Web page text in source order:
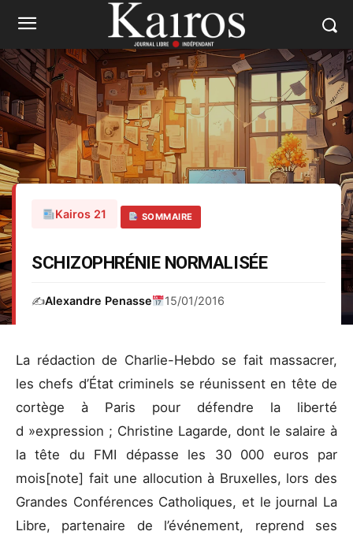
Kairos 21 SOMMAIRE
SCHIZOPHRÉNIE NORMALISÉE
✍️Alexandre Penasse 15/01/2016
La rédaction de Charlie-Hebdo se fait massacrer,
les chefs d’État criminels se réunissent en tête de
cortège à Paris pour défendre la liberté
d »expression ; Christine Lagarde, dont le salaire à
la tête du FMI dépasse les 30 000 euros par
mois[note] fait une allocution à Bruxelles, lors des
Grandes Conférences Catholiques, et le journal La
Libre, partenaire de l’événement, reprend ses